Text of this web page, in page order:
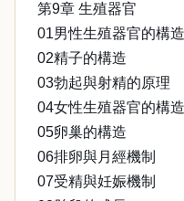
第9章 生殖器官
01男性生殖器官的構造
02精子的構造
03勃起與射精的原理
04女性生殖器官的構造
05卵巢的構造
06排卵與月經機制
07受精與妊娠機制